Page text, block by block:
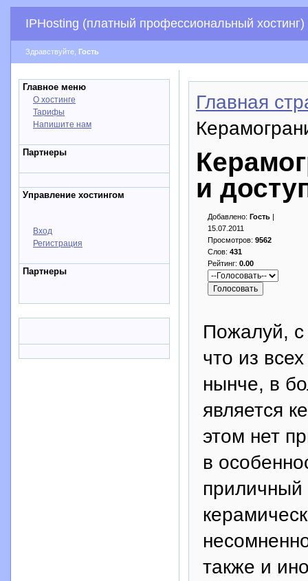
IPHosting (платный профессиональный хостинг)
Здравствуйте, Гость
Главное меню
О хостинге
Тарифы
Напишите нам
Партнеры
Управление хостингом
Вход
Регистрация
Партнеры
Главная
и
Добавлено: Гость |
15.07.2011
Просмотров: 9562
Слов: 431
Рейтинг: 0.00
Пожалуй, с
что из
нынче, в
является
этом нет
в
приличный
также и